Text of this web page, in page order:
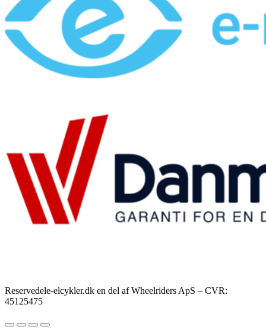
Reservedele-elcykler.dk en del af Wheelriders ApS – CVR:
45125475